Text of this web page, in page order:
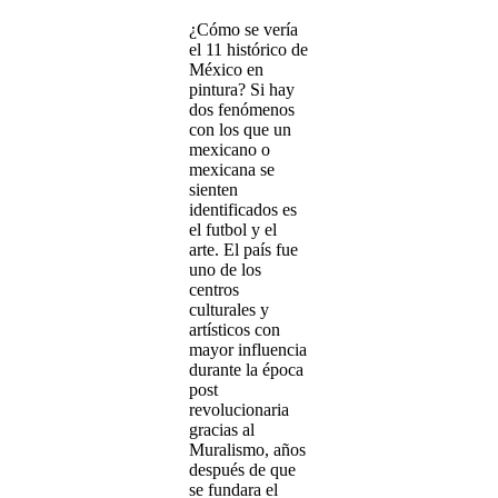
¿Cómo se vería
el 11 histórico de
México en
pintura? Si hay
dos fenómenos
con los que un
mexicano o
mexicana se
sienten
identificados es
el futbol y el
arte. El país fue
uno de los
centros
culturales y
artísticos con
mayor influencia
durante la época
post
revolucionaria
gracias al
Muralismo, años
después de que
se fundara el